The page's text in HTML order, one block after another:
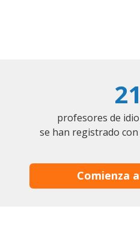
profesores de
se han registrado
Comienza